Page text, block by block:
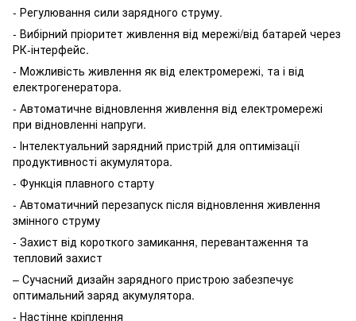
- Регулювання сили зарядного струму.
- Вибірний пріоритет живлення від мережі/від батарей через
РК-інтерфейс.
- Можливість живлення як від електромережі, та і від
електрогенератора.
- Автоматичне відновлення живлення від електромережі
при відновленні напруги.
- Інтелектуальний зарядний пристрій для оптимізації
продуктивності акумулятора.
- Функція плавного старту
- Автоматичний перезапуск після відновлення живлення
змінного струму
- Захист від короткого замикання, перевантаження та
тепловий захист
– Сучасний дизайн зарядного пристрою забезпечує
оптимальний заряд акумулятора.
- Настінне кріплення